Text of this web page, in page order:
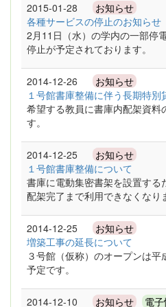
2015-01-28 お知らせ
各種サービスの停止のお知らせ
2月11日（水）の学内の一部停
停止が予定されております。
2014-12-26 お知らせ
１号館書庫整備に伴う長期特別
希望する教員に書庫内配架資料
す。
2014-12-25 お知らせ
１号館書庫整備について
書庫に電動集密書架を設置す
配架完了まで利用できなくなり
2014-12-25 お知らせ
増築工事の延長について
３号館（仮称）のオープンは
予定です。
2014-12-10 お知らせ 電子